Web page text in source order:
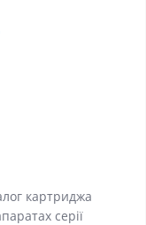
картриджа
серії